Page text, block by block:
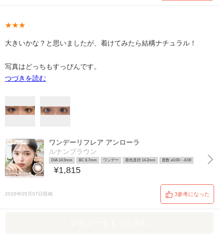
★★★
大きいかな？と思いましたが、着けてみたら結構ナチュラル！
写真はどっちもすっぴんです。
つづきを読む
ワンデーリフレア アンローラ
ルナンブラウン
DIA 14.5mm BC 8.7mm ワンデー 着色直径 14.2mm 度数 ±0.00~ -8.00
¥1,815
2026年05月07日投稿 3参考になった